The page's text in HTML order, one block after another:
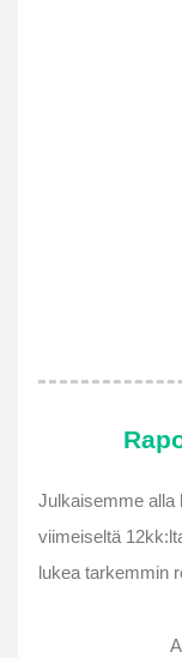
Julkaisemme alla
viimeiseltä
lukea tarkemmin